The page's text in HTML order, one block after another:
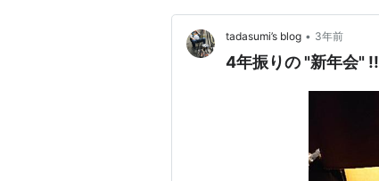
tadasumi’s blog • 3年前
4年振りの "新年会" !!